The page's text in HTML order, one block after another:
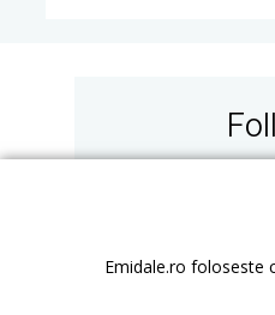
Emidale.ro foloseste